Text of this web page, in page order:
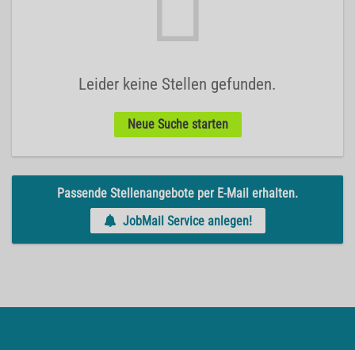
Leider keine Stellen gefunden.
Neue Suche starten
Passende Stellenangebote per E-Mail erhalten.
JobMail Service anlegen!